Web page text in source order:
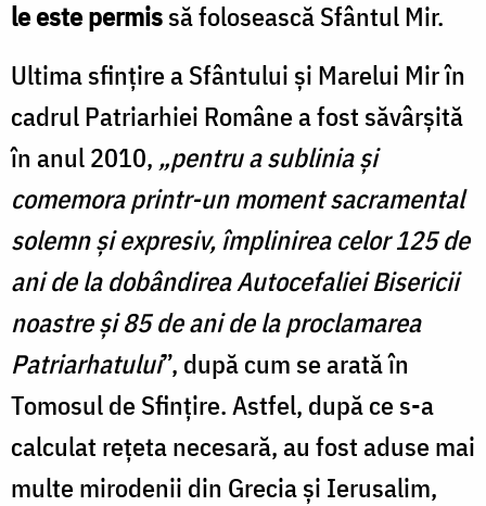
le este permissă folosească Sfântul Mir.
Ultima sfințire a Sfântului și Marelui Mir în
cadrul Patriarhiei Române a fost săvârșită
în anul 2010, „pentru a sublinia şi
comemora printr-un moment sacramental
solemn şi expresiv, împlinirea celor 125 de
ani de la dobândirea Autocefaliei Bisericii
noastre şi 85 de ani de la proclamarea
Patriarhatului”, după cum se arată în
Tomosul de Sfințire. Astfel, după ce s-a
calculat rețeta necesară, au fost aduse mai
multe mirodenii din Grecia și Ierusalim,